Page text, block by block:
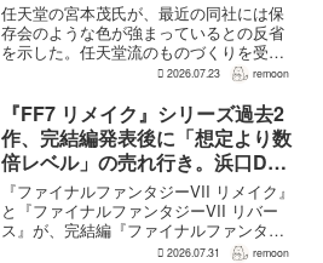
任天堂の宮本茂氏が、最近の同社には保
存会のような色が強まっているとの反省
を示した。任天堂流のものづくりを受け
継ぎつつも、昔ながらの形をそのまま続
必要があるという。週刊ファミ通の創刊
40周年記念インタビュー...
2026.07.23 remoon
『FF7 リメイク』シリーズ過去2
作、完結編発表後に「想定より数
倍レベル」の売れ行き。浜口Dが
明かす
『ファイナルファンタジーVII リメイク』
と『ファイナルファンタジーVII リバー
ス』が、完結編『ファイナルファンタジ
ーVII リベレーション』の発表後、「我々
2026.07.31 remoon